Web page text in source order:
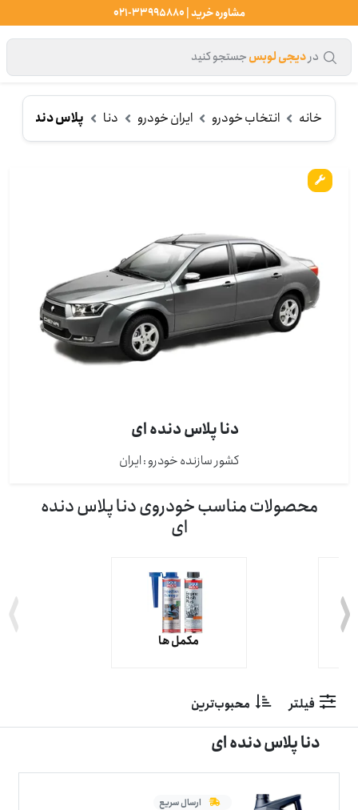
مشاوره خرید | 33995880-021
دردیجی لوبسجستجو کنید
خانه انتخاب خودرو ایران خودرو دنا پلاس دنده
دنا پلاس دنده ای
کشور سازنده خودرو : ايران
محصولات مناسب خودروی دنا پلاس دنده
ای
مکمل ها
فیلتر محبوب‌ترین
دنا پلاس دنده ای
ارسال سریع